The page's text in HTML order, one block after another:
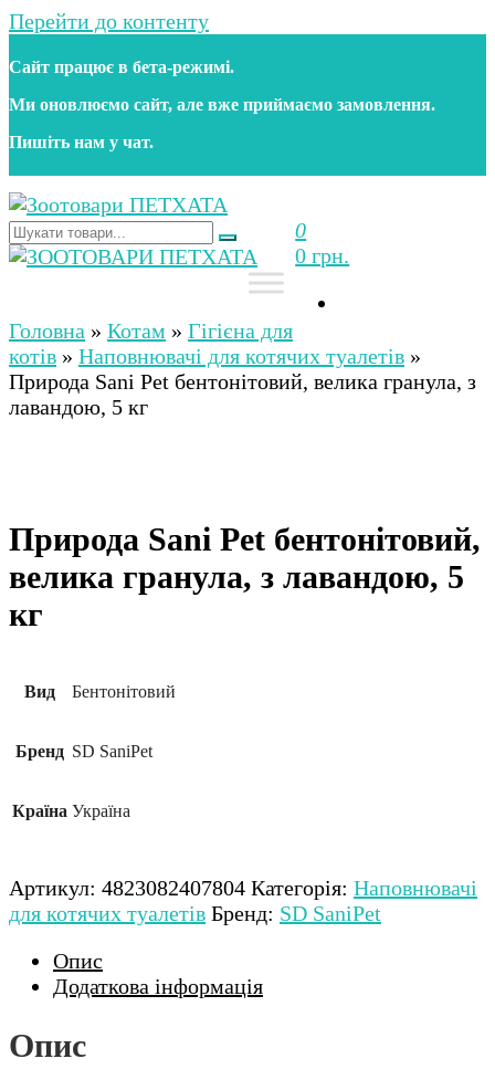
Перейти до контенту
Сайт працює в бета‑режимі.
Ми оновлюємо сайт, але вже приймаємо замовлення.
Пишіть нам у чат.
Зоотовари ПЕТХАТА
Зоомагазин для собак та котів | Корм, іграшки,
аксесуари та догляд за тваринами. Доставка по
0
0 грн.
Зоомагазин для собак та котів | Корм, іграшки,
аксесуари та догляд за тваринами. Доставка по
Україні
Головна » Котам » Гігієна для
котів » Наповнювачі для котячих туалетів »
Природа Sani Pet бентонітовий, велика гранула, з
лавандою, 5 кг
Природа Sani Pet бентонітовий,
велика гранула, з лавандою, 5
кг
Вид Бентонітовий
Бренд SD SaniPet
Країна Україна
Артикул: 4823082407804 Категорія: Наповнювачі
для котячих туалетів Бренд: SD SaniPet
Опис
Додаткова інформація
Опис